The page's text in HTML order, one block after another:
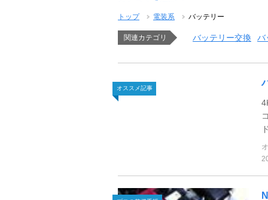
トップ 電装系 バッテリー
関連カテゴリ バッテリー交換 バ
オススメ記事